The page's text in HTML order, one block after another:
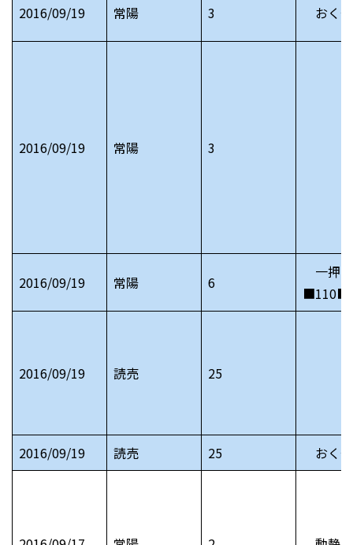
2016/09/19 常陽 3 おく
2016/09/19 常陽 3
2016/09/19 常陽 6
一押
2016/09/19 読売 25
2016/09/19 読売 25 おく